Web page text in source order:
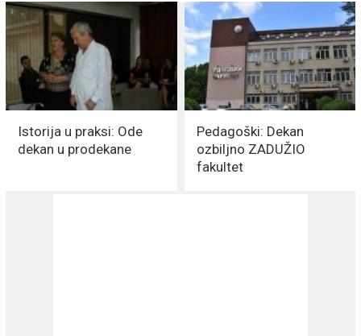
Istorija u praksi: Ode
dekan u prodekane
Pedagoški: Dekan
ozbiljno ZADUŽIO
fakultet